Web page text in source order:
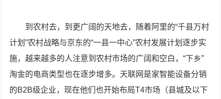
到农村去，到更广阔的天地去，随着阿里的“千县万村
计划”农村战略与京东的“一县一中心”农村发展计划逐步实
施，越来越多的人注意到农村市场的广阔和空白，“下乡”
淘金的电商类型也在逐步增多。天联网是家智能设备分销
的B2B级企业，现在他们也开始布局T4市场（县城及以下